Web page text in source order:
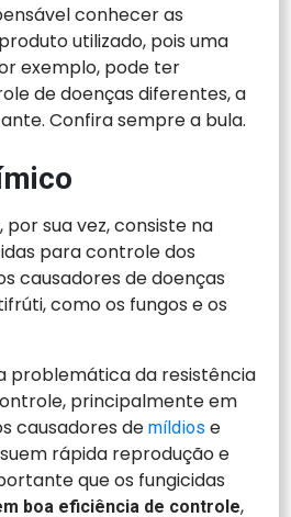
conhecer as
utilizado, pois uma
exemplo, pode ter
de doenças diferentes, a
Confira sempre a bula.
sua vez, consiste na
para controle dos
causadores de doenças
como os fungos e os
problemática da resistência
principalmente em
causadores demíldios e
rápida reprodução e
que os fungicidas
boa eficiência de controle,